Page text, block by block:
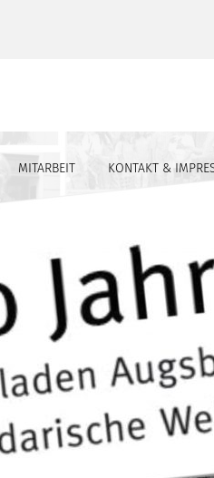
MITARBEIT KONTAKT &